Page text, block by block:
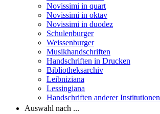
Novissimi in quart
Novissimi in oktav
Novissimi in duodez
Schulenburger
Weissenburger
Musikhandschriften
Handschriften in Drucken
Bibliotheksarchiv
Leibniziana
Lessingiana
Handschriften anderer Institutionen
Auswahl nach ...